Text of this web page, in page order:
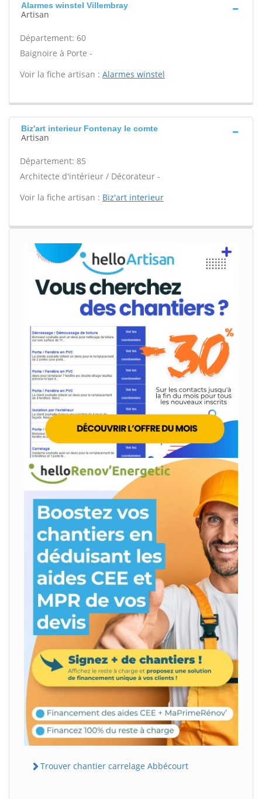
Alarmes winstel Villembray
Artisan
Département: 60
Baignoire à Porte -
Voir la fiche artisan : Alarmes winstel
Biz'art interieur Fontenay le comte
Artisan
Département: 85
Architecte d'intérieur / Décorateur -
Voir la fiche artisan : Biz'art interieur
Trouver chantier carrelage Abbécourt